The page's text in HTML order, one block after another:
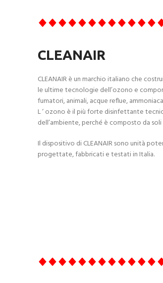
CLEANAIR
CLEANAIR è un marchio italiano che
le ultime tecnologie dell’ozono e
fumatori, animali, acque reflue,
L ‘ ozono è il più forte disinfettante
dell’ambiente, perché è composto da
Il dispositivo di CLEANAIR sono unità
progettate, fabbricati e testati in Italia.